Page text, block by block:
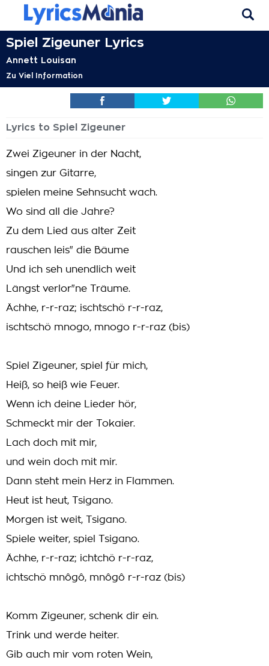
Spiel Zigeuner Lyrics
Annett Louisan
Zu Viel Information
Lyrics to Spiel Zigeuner
Zwei Zigeuner in der Nacht,
singen zur Gitarre,
spielen meine Sehnsucht wach.
Wo sind all die Jahre?
Zu dem Lied aus alter Zeit
rauschen leis" die Bäume
Und ich seh unendlich weit
Längst verlor"ne Träume.
Ächhe, r-r-raz; ischtschö r-r-raz,
ischtschö mnogo, mnogo r-r-raz (bis)
Spiel Zigeuner, spiel für mich,
Heiß, so heiß wie Feuer.
Wenn ich deine Lieder hör,
Schmeckt mir der Tokaier.
Lach doch mit mir,
und wein doch mit mir.
Dann steht mein Herz in Flammen.
Heut ist heut, Tsigano.
Morgen ist weit, Tsigano.
Spiele weiter, spiel Tsigano.
Ächhe, r-r-raz; ichtchö r-r-raz,
ichtschö mnôgô, mnôgô r-r-raz (bis)
Komm Zigeuner, schenk dir ein.
Trink und werde heiter.
Gib auch mir vom roten Wein,